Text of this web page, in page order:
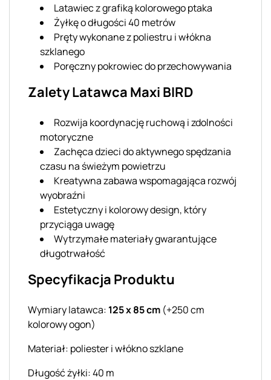
Latawiec z grafiką kolorowego ptaka
Żyłkę o długości 40 metrów
Pręty wykonane z poliestru i włókna
szklanego
Poręczny pokrowiec do przechowywania
Zalety Latawca Maxi BIRD
Rozwija koordynację ruchową i zdolności
motoryczne
Zachęca dzieci do aktywnego spędzania
czasu na świeżym powietrzu
Kreatywna zabawa wspomagająca rozwój
wyobraźni
Estetyczny i kolorowy design, który
przyciąga uwagę
Wytrzymałe materiały gwarantujące
długotrwałość
Specyfikacja Produktu
Wymiary latawca: 125 x 85 cm (+250 cm
kolorowy ogon)
Materiał: poliester i włókno szklane
Długość żyłki: 40 m